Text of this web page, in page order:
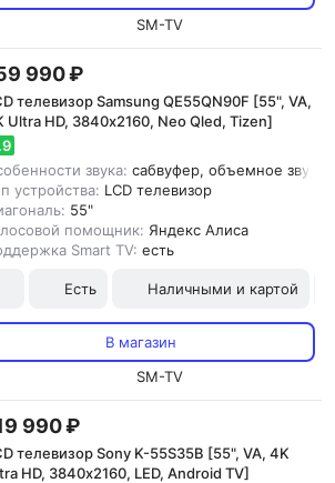
SM-TV
990 ₽
телевизор Samsung QE55QN90F [55", VA,
Ultra HD, 3840х2160, Neo Qled, Tizen]
звука: сабвуфер, объемное
устройства: LCD телевизор
55"
помощник: Яндекс Алиса
Smart TV: есть
Есть Наличными и картой
В магазин
SM-TV
990 ₽
телевизор Sony K-55S35B [55", VA, 4K
HD, 3840х2160, LED, Android TV]